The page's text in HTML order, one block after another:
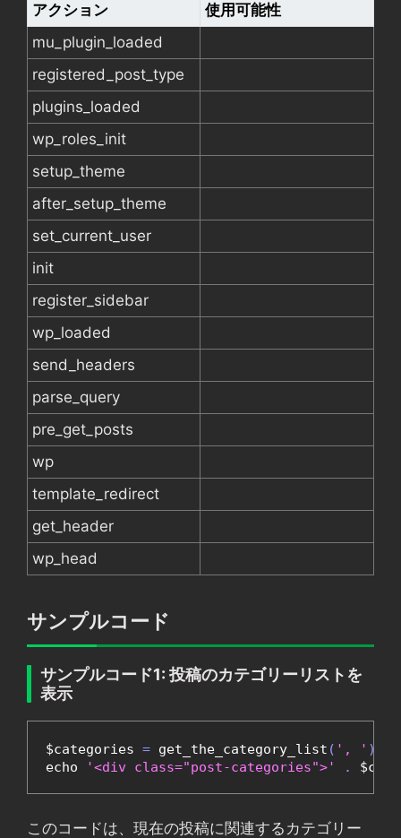
アクション
使用可能性
mu_plugin_loaded
registered_post_type
plugins_loaded
wp_roles_init
setup_theme
after_setup_theme
set_current_user
init
register_sidebar
wp_loaded
send_headers
parse_query
pre_get_posts
wp
template_redirect
get_header
wp_head
サンプルコード
サンプルコード1: 投稿のカテゴリーリストを
表示
$categories = get_the_category_list ( ', ' );
echo
'<div class="post-categories">' .
このコードは、現在の投稿に関連するカテゴリー